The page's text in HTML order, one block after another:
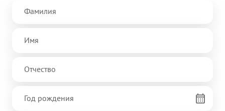
Фамилия
Имя
Отчество
Год рождения